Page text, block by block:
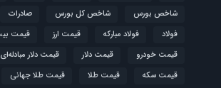
شاخص بورس
شاخص کل بورس صادرات
فولاد
فولاد مبارکه قیمت ارز
قیمت
قیمت خودرو
قیمت دلار
قیمت دلار مبادله‌ای
قیمت سکه
قیمت طلا قیمت طلا جهانی